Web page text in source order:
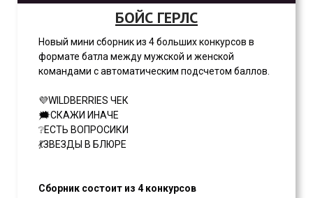
БОЙС ГЕРЛС
Новый мини сборник из 4 больших конкурсов в
формате батла между мужской и женской
командами с автоматическим подсчетом баллов.
💜WILDBERRIES ЧЕК
🗯СКАЖИ ИНАЧЕ
❔ЕСТЬ ВОПРОСИКИ
💃ЗВЕЗДЫ В БЛЮРЕ
Сборник состоит из 4 конкурсов